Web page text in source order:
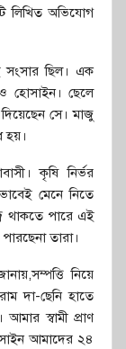
লিখিত অভিযোগ
সংসার ছিল। এক
হোসাইন। ছেলে
সে। মাজু
হয়।
কৃষি নির্ভর
মেনে নিতে
থাকতে পারে এই
তারা।
নিয়ে
দা-ছেনি হাতে
স্বামী প্রাণ
আমাদের ২৪